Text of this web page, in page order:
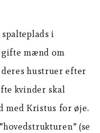
i
gifte mænd om
hustruer efter
kvinder skal
med Kristus for øje.
(se